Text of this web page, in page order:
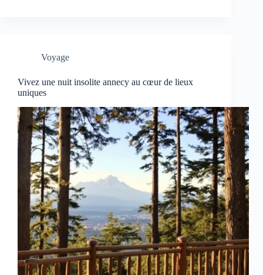
Voyage
Vivez une nuit insolite annecy au cœur de lieux
uniques